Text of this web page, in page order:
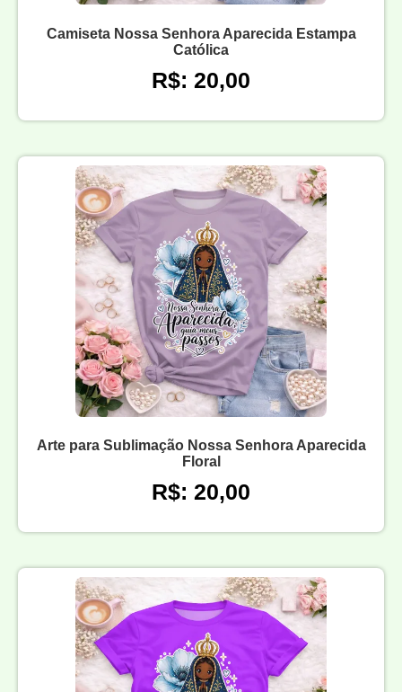
Camiseta Nossa Senhora Aparecida Estampa
Católica
R$: 20,00
Arte para Sublimação Nossa Senhora Aparecida
Floral
R$: 20,00